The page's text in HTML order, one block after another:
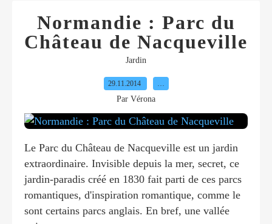
Normandie : Parc du
Château de Nacqueville
Jardin
29.11.2014 …
Par Vérona
Le Parc du Château de Nacqueville est un jardin
extraordinaire. Invisible depuis la mer, secret, ce
jardin-paradis créé en 1830 fait parti de ces parcs
romantiques, d'inspiration romantique, comme le
sont certains parcs anglais. En bref, une vallée